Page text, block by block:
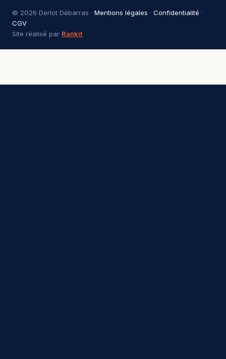
© 2026 Derlot Débarras · Mentions légales · Confidentialité ·
CGV
Site réalisé par Rankit